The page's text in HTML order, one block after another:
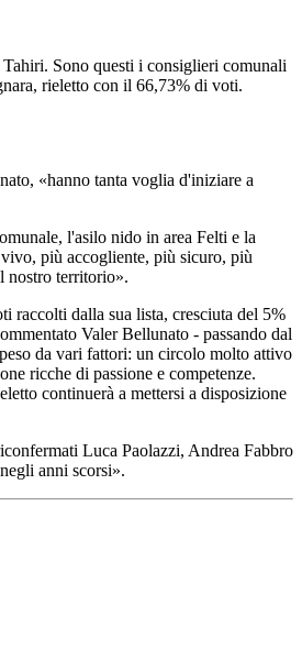
Sono questi i consiglieri comunali
rieletto con il 66,73% di voti.
«hanno tanta voglia d'iniziare a
l'asilo nido in area Felti e la
più accogliente, più sicuro, più
nostro territorio».
raccolti dalla sua lista, cresciuta del 5%
Valer Bellunato - passando dal
da vari fattori: un circolo molto attivo
ricche di passione e competenze.
continuerà a mettersi a disposizione
Luca Paolazzi, Andrea Fabbro
anni scorsi».